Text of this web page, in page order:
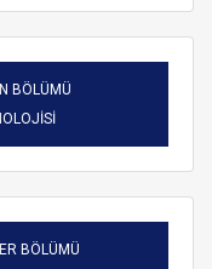
BÖLÜMÜ
BÖLÜMÜ